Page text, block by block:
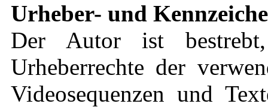
Urheber- und
Der Autor ist
Urheberrechte der
Videosequenzen und